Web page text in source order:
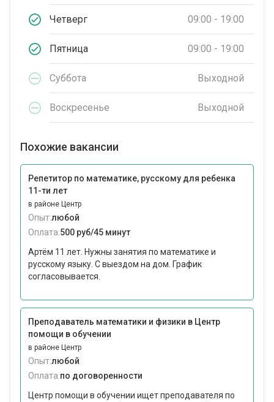
Четверг 09:00 - 19:00
Пятница 09:00 - 19:00
Суббота Выходной
Воскресенье Выходной
Похожие вакансии
Репетитор по математике, русскому для ребенка
11-ти лет
в районе Центр
Опыт:любой
Оплата:500 руб/45 минут
Артём 11 лет. Нужны занятия по математике и
русскому языку. С выездом на дом. График
согласовывается.
Преподаватель математики и физики в Центр
помощи в обучении
в районе Центр
Опыт:любой
Оплата:по договоренности
Центр помощи в обучении ищет преподавателя по